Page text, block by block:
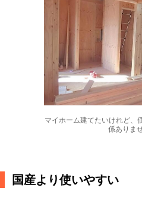
マイホーム建てたいけれど、
係ありま
国産より使いやすい